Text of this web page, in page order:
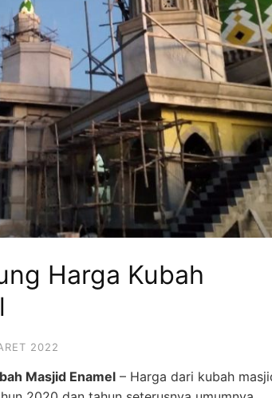
Harga Kubah
2022
Masjid Enamel – Harga dari kubah